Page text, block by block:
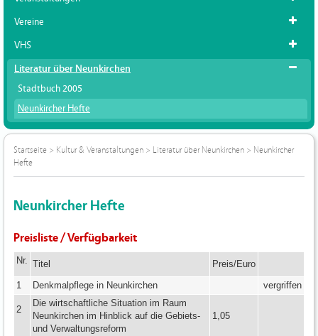
Vereine
VHS
Literatur über Neunkirchen
Stadtbuch 2005
Neunkircher Hefte
Startseite > Kultur & Veranstaltungen > Literatur über Neunkirchen > Neunkircher
Hefte
Neunkircher Hefte
Preisliste / Verfügbarkeit
Nr. Titel
Preis/Euro
1
Denkmalpflege in Neunkirchen vergriffen
2
Die wirtschaftliche Situation im Raum
Neunkirchen im Hinblick auf die Gebiets-
und Verwaltungsreform
1,05